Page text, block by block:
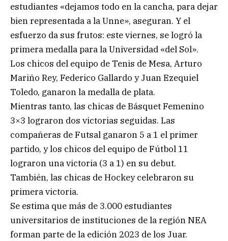
estudiantes «dejamos todo en la cancha, para dejar
bien representada a la Unne», aseguran. Y el
esfuerzo da sus frutos: este viernes, se logró la
primera medalla para la Universidad «del Sol».
Los chicos del equipo de Tenis de Mesa, Arturo
Mariño Rey, Federico Gallardo y Juan Ezequiel
Toledo, ganaron la medalla de plata.
Mientras tanto, las chicas de Básquet Femenino
3×3 lograron dos victorias seguidas. Las
compañeras de Futsal ganaron 5 a 1 el primer
partido, y los chicos del equipo de Fútbol 11
lograron una victoria (3 a 1) en su debut.
También, las chicas de Hockey celebraron su
primera victoria.
Se estima que más de 3.000 estudiantes
universitarios de instituciones de la región NEA
forman parte de la edición 2023 de los Juar.